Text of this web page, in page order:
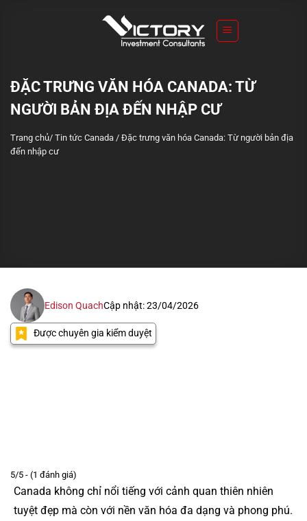
ĐẶC TRƯNG VĂN HÓA CANADA: TỪ
NGƯỜI BẢN ĐỊA ĐẾN NHẬP CƯ
Trang chủ/ Tin tức Canada / Đặc trưng văn hóa Canada: Từ người bản địa
đến nhập cư
Edison QuachCập nhật: 23/04/2026
Được chuyên gia kiểm duyệt
5/5 - (1 đánh giá)
Canada không chỉ nổi tiếng với cảnh quan thiên nhiên
tuyệt đẹp mà còn với nền văn hóa đa dạng và phong phú.